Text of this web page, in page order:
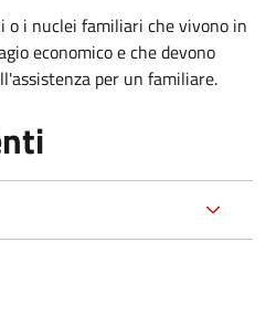
i nuclei familiari che vivono in
economico e che devono
per un familiare.